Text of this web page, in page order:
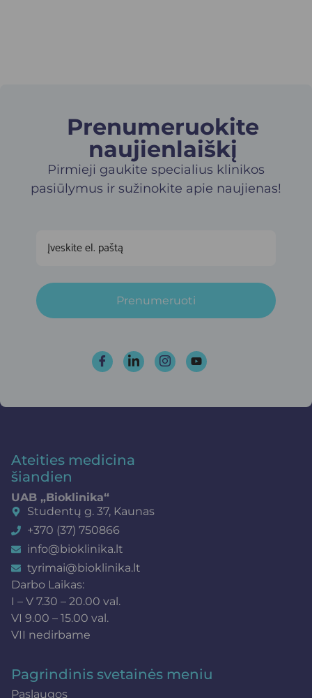
Prenumeruokite
naujienlaiškį​
Pirmieji gaukite specialius klinikos
pasiūlymus ir sužinokite apie naujienas!
Prenumeruoti
Ateities medicina
šiandien
UAB „Bioklinika“
Studentų g. 37, Kaunas
+370 (37) 750866
info@bioklinika.lt
tyrimai@bioklinika.lt
Darbo Laikas:
I – V 7.30 – 20.00 val.
VI 9.00 – 15.00 val.
VII nedirbame
Pagrindinis svetainės meniu
Paslaugos